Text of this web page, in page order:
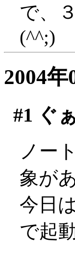
で、
(^^;)
2004
#1 ぐ
ノー
象が
今日
で起